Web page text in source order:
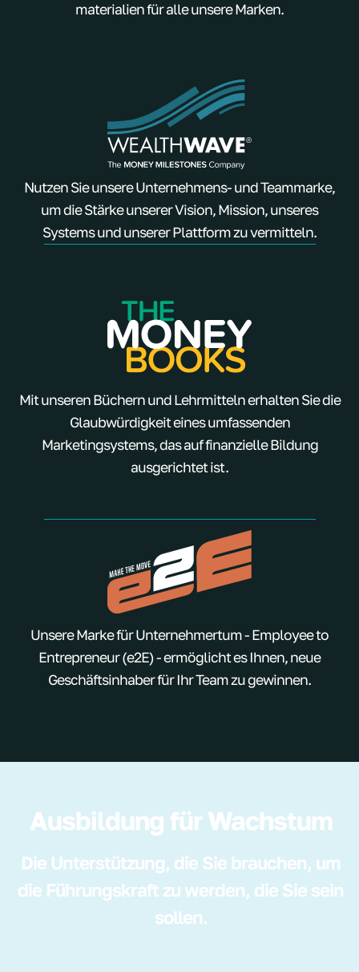
materialien für alle unsere Marken.
Nutzen Sie unsere Unternehmens- und Teammarke,
um die Stärke unserer Vision, Mission, unseres
Systems und unserer Plattform zu vermitteln.
Mit unseren Büchern und Lehrmitteln erhalten Sie die
Glaubwürdigkeit eines umfassenden
Marketingsystems, das auf finanzielle Bildung
ausgerichtet ist.
Unsere Marke für Unternehmertum - Employee to
Entrepreneur (e2E) - ermöglicht es Ihnen, neue
Geschäftsinhaber für Ihr Team zu gewinnen.
Ausbildung für Wachstum
Die Unterstützung, die Sie brauchen, um
die Führungskraft zu werden, die Sie sein
sollen.